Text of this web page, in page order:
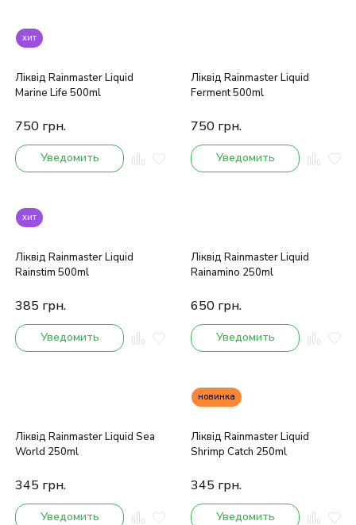
хит
Ліквід Rainmaster Liquid
Marine Life 500ml
750 грн.
Уведомить
Ліквід Rainmaster Liquid
Ferment 500ml
750 грн.
Уведомить
хит
Ліквід Rainmaster Liquid
Rainstim 500ml
385 грн.
Уведомить
Ліквід Rainmaster Liquid
Rainamino 250ml
650 грн.
Уведомить
Ліквід Rainmaster Liquid Sea
World 250ml
345 грн.
Уведомить
новинка
Ліквід Rainmaster Liquid
Shrimp Catch 250ml
345 грн.
Уведомить